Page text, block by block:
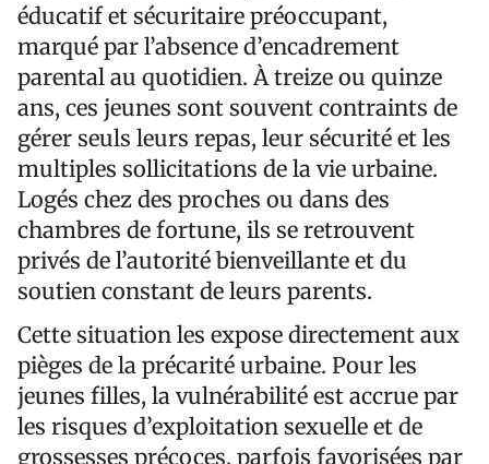
éducatif et sécuritaire préoccupant,
marqué par l’absence d’encadrement
parental au quotidien. À treize ou quinze
ans, ces jeunes sont souvent contraints de
gérer seuls leurs repas, leur sécurité et les
multiples sollicitations de la vie urbaine.
Logés chez des proches ou dans des
chambres de fortune, ils se retrouvent
privés de l’autorité bienveillante et du
soutien constant de leurs parents.
Cette situation les expose directement aux
pièges de la précarité urbaine. Pour les
jeunes filles, la vulnérabilité est accrue par
les risques d’exploitation sexuelle et de
grossesses précoces, parfois favorisées par